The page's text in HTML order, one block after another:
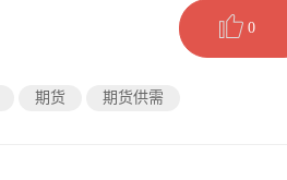
0
期货 期货供需